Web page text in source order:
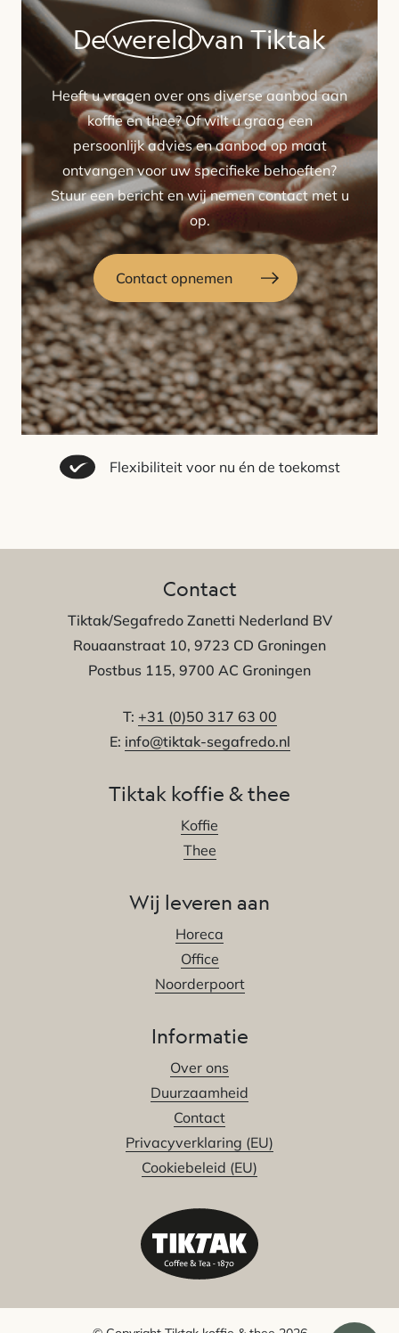
Dewereldvan Tiktak
Heeft u vragen over ons diverse aanbod aan
koffie en thee? Of wilt u graag een
persoonlijk advies en aanbod op maat
ontvangen voor uw specifieke behoeften?
Stuur een bericht en wij nemen contact met u
op.
Contact opnemen
Flexibiliteit voor nu én de toekomst
Contact
Tiktak/Segafredo Zanetti Nederland BV
Rouaanstraat 10, 9723 CD Groningen
Postbus 115, 9700 AC Groningen
T: +31 (0)50 317 63 00
E: info@tiktak-segafredo.nl
Tiktak koffie & thee
Koffie
Thee
Wij leveren aan
Horeca
Office
Noorderpoort
Informatie
Over ons
Duurzaamheid
Contact
Privacyverklaring (EU)
Cookiebeleid (EU)